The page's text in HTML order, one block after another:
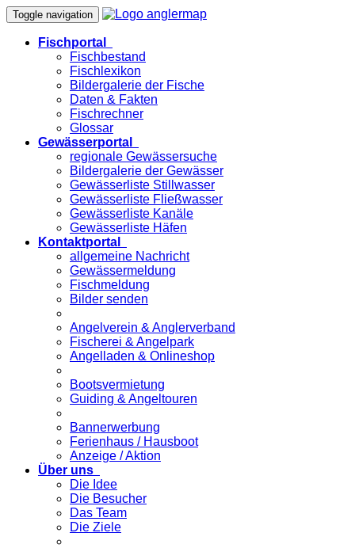
Toggle navigation
Fischportal
Fischbestand
Fischlexikon
Bildergalerie der Fische
Daten & Fakten
Fischrechner
Glossar
Gewässerportal
regionale Gewässersuche
Bildergalerie der Gewässer
Gewässerliste Stillwasser
Gewässerliste Fließwasser
Gewässerliste Kanäle
Gewässerliste Häfen
Kontaktportal
allgemeine Nachricht
Gewässermeldung
Fischmeldung
Bilder senden
Angelverein & Anglerverband
Fischerei & Angelpark
Angelladen & Onlineshop
Bootsvermietung
Guiding & Angeltouren
Bannerwerbung
Ferienhaus / Hausboot
Anzeige / Aktion
Über uns
Die Idee
Die Besucher
Das Team
Die Ziele